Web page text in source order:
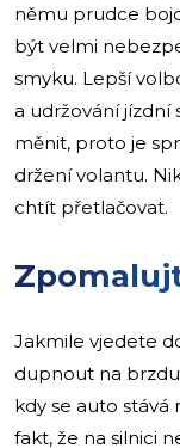
němu prudce
být velmi
smyku. Lepší
a udržování jízdní
měnit, proto je
držení volantu.
chtít přetlačovat.
Jakmile vjedete
dupnout na
kdy se auto stává
fakt, že na silnici